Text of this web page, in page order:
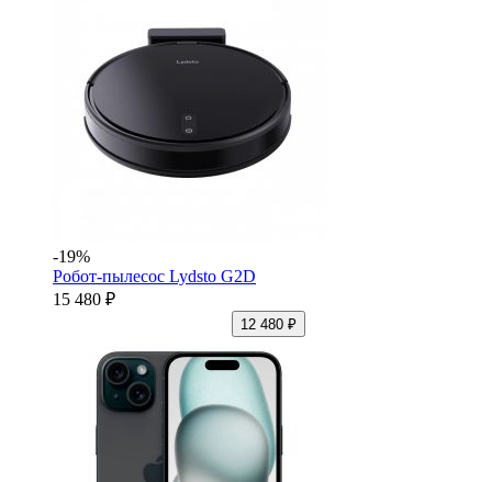
-19%
Робот-пылесос Lydsto G2D
15 480 ₽
12 480 ₽